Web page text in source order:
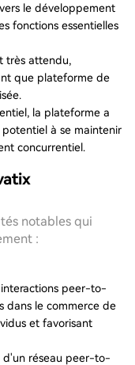
le développement
fonctions essentielles
très attendu,
que plateforme de
la plateforme a
à se maintenir
concurrentiel.
notables qui
:
peer-to-
dans le commerce de
et favorisant
d'un réseau peer-to-